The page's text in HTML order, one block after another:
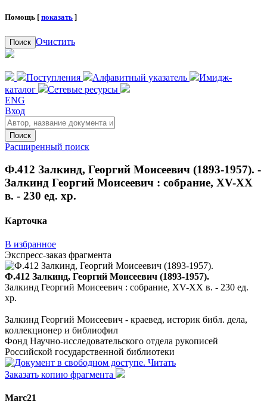
Помощь [ показать ]
Поиск Очистить
Поступления Алфавитный указатель
Имидж-
каталог
Сетевые ресурсы
ENG
Вход
Поиск
Расширенный поиск
Ф.412 Залкинд, Георгий Моисеевич (1893-1957). -
Залкинд Георгий Моисеевич : собрание, XV-XX
в. - 230 ед. хр.
Карточка
В избранное
Экспресс-заказ фрагмента
Ф.412 Залкинд, Георгий Моисеевич (1893-1957).
Залкинд Георгий Моисеевич : собрание, XV-XX в. - 230 ед.
хр.
Залкинд Георгий Моисеевич - краевед, историк библ. дела,
коллекционер и библиофил
Фонд Научно-исследовательского отдела рукописей
Российской государственной библиотеки
Читать
Заказать копию фрагмента
Marc21